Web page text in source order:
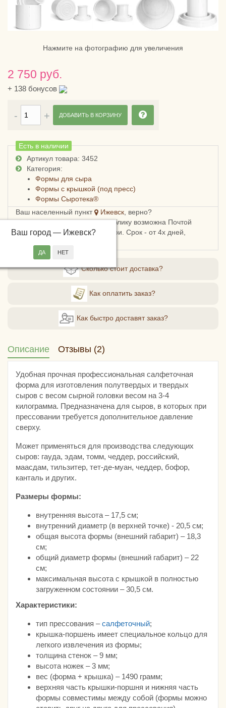
Нажмите на фотографию для увеличения
2 750 руб.
+ 138 бонусов
Есть в наличии
Артикул товара: 3452
Категория:
Формы для сыра
Формы с крышкой (под пресс)
Формы Сыротека®
Ваш населенный пункт
Ижевск , верно?
Ваш город — Ижевск?
Доставка в Удмуртскую республику возможна Почтой
России, СДЭКом или Боксберри. Срок - от 4х дней,
ДОБАВИТЬ В КОРЗИНУ
Сколько стоит доставка?
Как оплатить заказ?
Как быстро доставят заказ?
Описание Отзывы (2)
Удобная прочная профессиональная салфеточная
форма для изготовления полутвердых и твердых
сыров с весом сырной головки весом на 3-4
килограмма. Предназначена для сыров, в которых при
прессовании требуется дополнительное давление
сверху.
Может применяться для производства следующих
сыров: гауда, эдам, томм, чеддер, российский,
маасдам, тильзитер, тет-де-муан, чеддер, бофор,
канталь и других.
Размеры формы:
внутренняя высота – 17,5 см;
внутренний диаметр (в верхней точке) - 20,5 см;
общая высота формы (внешний габарит) – 18,3
см;
общий диаметр формы (внешний габарит) – 22
см;
максимальная высота с крышкой в полностью
загруженном состоянии – 30,5 см.
Характеристики:
тип прессования –салфеточный;
крышка-поршень имеет специальное кольцо для
легкого извлечения из формы;
толщина стенок – 9 мм;
высота ножек – 3 мм;
вес (форма + крышка) – 1490 грамм;
верхняя часть крышки-поршня и нижняя часть
формы совместимы между собой (формы можно